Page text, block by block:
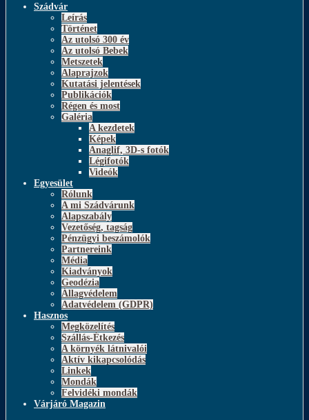
Szádvár
Leírás
Történet
Az utolsó 300 év
Az utolsó Bebek
Metszetek
Alaprajzok
Kutatási jelentések
Publikációk
Régen és most
Galéria
A kezdetek
Képek
Anaglif, 3D-s fotók
Légifotók
Videók
Egyesület
Rólunk
A mi Szádvárunk
Alapszabály
Vezetőség, tagság
Pénzügyi beszámolók
Partnereink
Média
Kiadványok
Geodézia
Állagvédelem
Adatvédelem (GDPR)
Hasznos
Megközelítés
Szállás-Étkezés
A környék látnivalói
Aktív kikapcsolódás
Linkek
Mondák
Felvidéki mondák
Várjáró Magazin